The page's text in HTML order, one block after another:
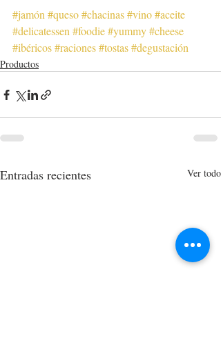
#jamón#queso#chacinas#vino#aceite
#delicatessen#foodie#yummy#cheese
#ibéricos#raciones#tostas#degustación
Productos
Entradas recientes Ver todo